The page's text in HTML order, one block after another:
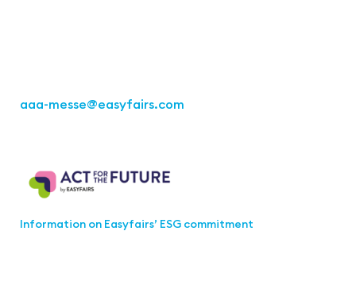
aaa-messe@easyfairs.com
Information on Easyfairs’ ESG commitment